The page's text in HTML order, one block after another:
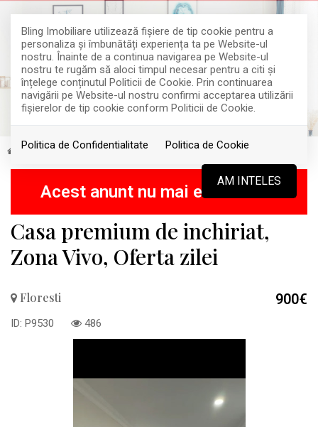
Bling Imobiliare utilizează fişiere de tip cookie pentru a
personaliza și îmbunătăți experiența ta pe Website-ul
nostru. Înainte de a continua navigarea pe Website-ul
nostru te rugăm să aloci timpul necesar pentru a citi și
înțelege conținutul Politicii de Cookie. Prin continuarea
navigării pe Website-ul nostru confirmi acceptarea utilizării
fişierelor de tip cookie conform Politicii de Cookie.
Politica de Confidentialitate Politica de Cookie
AM INTELES
Inchiriere Case Floresti
Acest anunt nu mai este activ !
Casa premium de inchiriat,
Zona Vivo, Oferta zilei
Floresti 900€
ID: P9530 486